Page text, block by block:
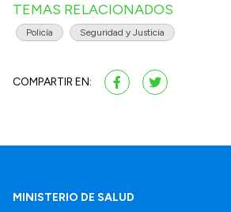
TEMAS RELACIONADOS
Policía Seguridad y Justicia
COMPARTIR EN:
MINISTERIO DE SALUD